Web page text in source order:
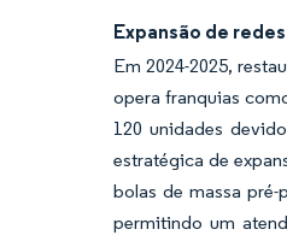
Expansão de
Em 2024-2025,
opera franquias
120 unidades
estratégica de
bolas de massa
permitindo um